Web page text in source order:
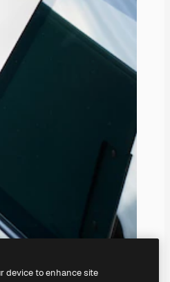
device to enhance site